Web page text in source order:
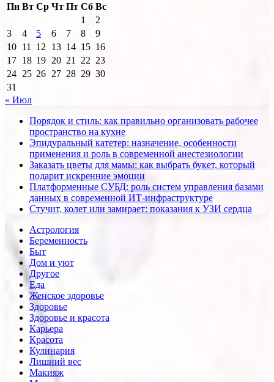
Пн Вт Ср Чт Пт Сб Вс
1
2
3
4 5 6 7 8
9
10 11 12 13 14 15 16
17 18 19 20 21 22 23
24 25 26 27 28 29 30
31
« Июл
Порядок и стиль: как правильно организовать рабочее
пространство на кухне
Эпидуральный катетер: назначение, особенности
применения и роль в современной анестезиологии
Заказать цветы для мамы: как выбрать букет, который
подарит искренние эмоции
Платформенные СУБД: роль систем управления базами
данных в современной ИТ-инфраструктуре
Стучит, колет или замирает: показания к УЗИ сердца
Астрология
Беременность
Быт
Дом и уют
Другое
Еда
Женское здоровье
Здоровье
Здоровье и красота
Карьера
Красота
Кулинария
Лишний вес
Макияж